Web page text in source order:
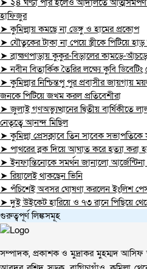
➤ ২৪ ঘণ্টা পার হলেও আদালতে আত্মসমর্পণ
হাফিজুর
➤ কুমিল্লায় কমছে না ডেঙ্গু ও হামের প্রকোপ
➤ যৌতুকের টাকা না পেয়ে স্ত্রীকে পিটিয়ে হাড়
➤ ব্রাহ্মণপাড়ায় কুকুর-বিড়ালের কামড়ে-
➤ নবীন বিতার্কিক তৈরির লক্ষ্যে কুবি
➤ কুমিল্লার নিশ্চিন্তপু পুর প্রবাসীর জায়গায়
জনকে পিটিয়ে জখম করল প্রতিবেশীরা
➤ জুলাই গণঅভ্যুত্থানের দ্বিতীয় বার্ষিকীতে
নেতৃত্বে আনন্দ মিছিল
➤ কুমিল্লা প্রেসক্লাবে তিন সাবেক সভাপতিকে
➤ পাথরের ব্লক দিয়ে আঘাত করে হত্যা করা
➤ ইনফান্তিনোকে সমর্থন জানালো
➤ রিয়ালেই থাকছেন ভিনি
➤ পঁচিশেই অবসর ঘোষণা করলেন ইংলিশ
➤ দুই উইকেট হারিয়ে ও ৭৩ রানে পিছিয়ে
গুরুত্বপূর্ণ লিঙ্কসমূহ
সম্পাদক, প্রকাশক ও মুদ্রাকর মুহম্মদ